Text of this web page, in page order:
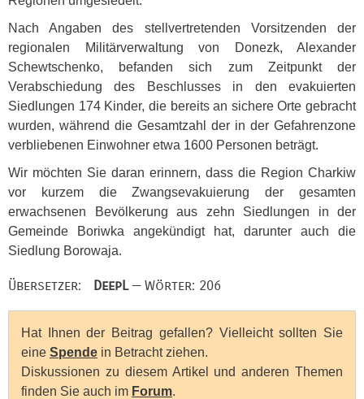
Nach Angaben des stellvertretenden Vorsitzenden der
regionalen Militärverwaltung von Donezk, Alexander
Schewtschenko, befanden sich zum Zeitpunkt der
Verabschiedung des Beschlusses in den evakuierten
Siedlungen 174 Kinder, die bereits an sichere Orte gebracht
wurden, während die Gesamtzahl der in der Gefahrenzone
verbliebenen Einwohner etwa 1600 Personen beträgt.
Wir möchten Sie daran erinnern, dass die Region Charkiw
vor kurzem die Zwangsevakuierung der gesamten
erwachsenen Bevölkerung aus zehn Siedlungen in der
Gemeinde Boriwka angekündigt hat, darunter auch die
Siedlung Borowaja.
Übersetzer: DeepL— Wörter: 206
Hat Ihnen der Beitrag gefallen? Vielleicht sollten Sie
eine Spende in Betracht ziehen.
Diskussionen zu diesem Artikel und anderen Themen
finden Sie auch im Forum.